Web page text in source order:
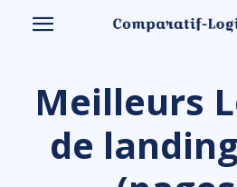
Meilleurs
de